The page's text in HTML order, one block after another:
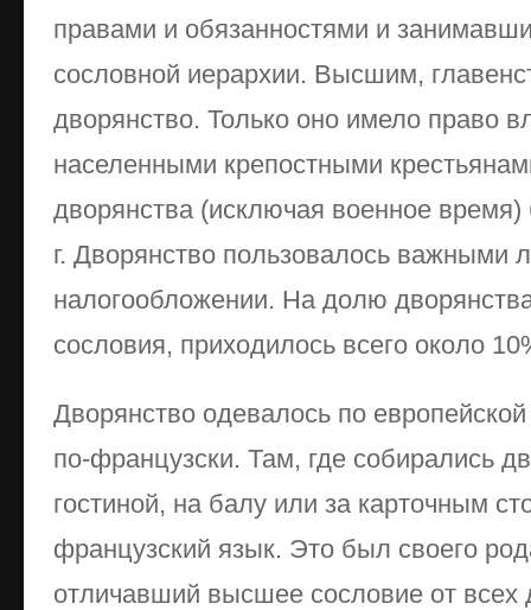
правами и обязанностями и
сословной иерархии. Высшим,
дворянство. Только оно имело право
населенными крепостными
дворянства (исключая военное
г. Дворянство пользовалось важными
налогообложении. На долю
сословия, приходилось всего около
Дворянство одевалось по
по-французски. Там, где собирались
гостиной, на балу или за карточным
французский язык. Это был своего
отличавший высшее сословие от всех